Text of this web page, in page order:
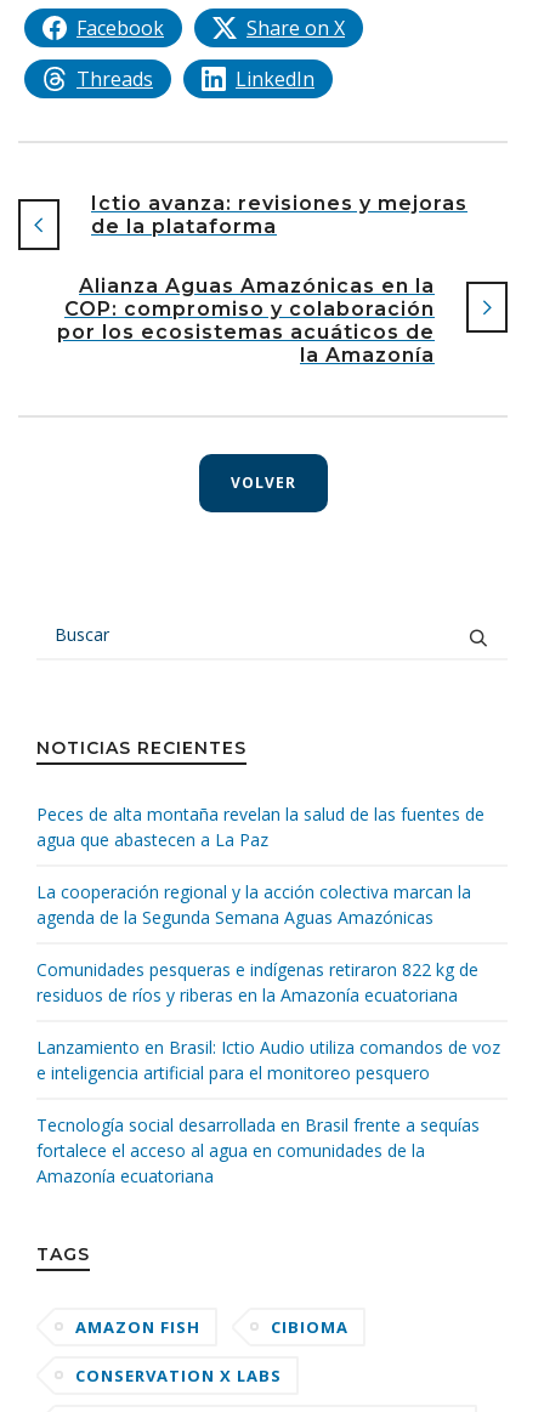
Facebook
Share on X
Threads
LinkedIn
Ictio avanza: revisiones y mejoras
de la plataforma
Alianza Aguas Amazónicas en la
COP: compromiso y colaboración
por los ecosistemas acuáticos de
la Amazonía
VOLVER
NOTICIAS RECIENTES
Peces de alta montaña revelan la salud de las fuentes de
agua que abastecen a La Paz
La cooperación regional y la acción colectiva marcan la
agenda de la Segunda Semana Aguas Amazónicas
Comunidades pesqueras e indígenas retiraron 822 kg de
residuos de ríos y riberas en la Amazonía ecuatoriana
Lanzamiento en Brasil: Ictio Audio utiliza comandos de voz
e inteligencia artificial para el monitoreo pesquero
Tecnología social desarrollada en Brasil frente a sequías
fortalece el acceso al agua en comunidades de la
Amazonía ecuatoriana
TAGS
AMAZON FISH CIBIOMA
CONSERVATION X LABS